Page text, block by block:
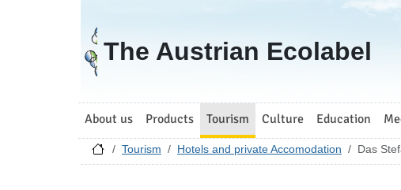
Go to homepage
The Austrian Ecolabel
About us Products Tourism Culture Education
Tourism Hotels and private Accomodation Das